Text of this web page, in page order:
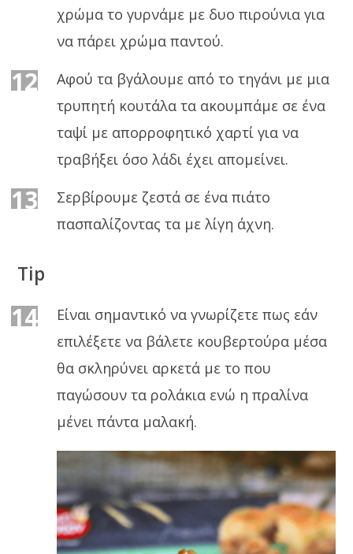
χρώμα το γυρνάμε με δυο πιρούνια για
να πάρει χρώμα παντού.
12
Αφού τα βγάλουμε από το τηγάνι με μια
τρυπητή κουτάλα τα ακουμπάμε σε ένα
ταψί με απορροφητικό χαρτί για να
τραβήξει όσο λάδι έχει απομείνει.
13
Σερβίρουμε ζεστά σε ένα πιάτο
πασπαλίζοντας τα με λίγη άχνη.
Tip
14
Είναι σημαντικό να γνωρίζετε πως εάν
επιλέξετε να βάλετε κουβερτούρα μέσα
θα σκληρύνει αρκετά με το που
παγώσουν τα ρολάκια ενώ η πραλίνα
μένει πάντα μαλακή.